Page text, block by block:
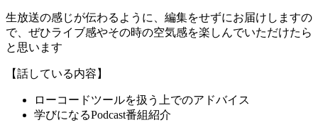
生放送の感じが伝わるように、編集をせずにお届けしますの
で、ぜひライブ感やその時の空気感を楽しんでいただけたら
と思います
【話している内容】
ローコードツールを扱う上でのアドバイス
学びになるPodcast番組紹介